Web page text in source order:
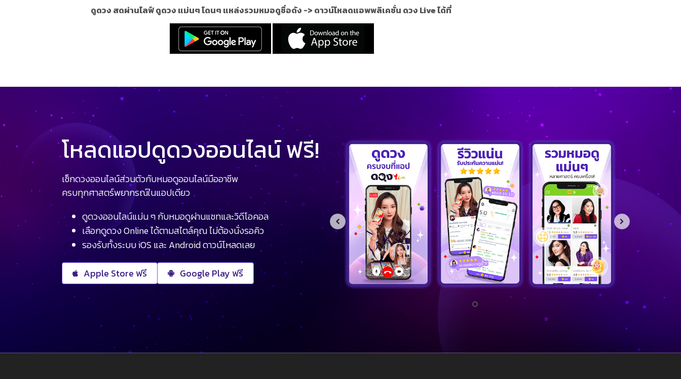
ดูดวง สดผ่านไลฟ์ ดูดวง แม่นๆ โดนๆ แหล่งรวมหมอดูชื่อดัง -> ดาวน์โหลดแอพพลิเคชั่น ดวง Live ได้ที่
โหลดแอปดูดวงออนไลน์ ฟรี!
เช็กดวงออนไลน์ส่วนตัวกับหมอดูออนไลน์มืออาชีพ
ครบทุกศาสตร์พยากรณ์ในแอปเดียว
ดูดวงออนไลน์แม่น ๆ กับหมอดูผ่านแชทและวิดีโอคอล
เลือกดูดวง Online ได้ตามสไตล์คุณ ไม่ต้องนั่งรอคิว
รองรับทั้งระบบ iOS และ Android ดาวน์โหลดเลย
Apple Store ฟรี Google Play ฟรี